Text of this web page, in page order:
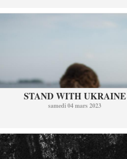
STAND WITH UKRAINE
samedi 04 mars 2023